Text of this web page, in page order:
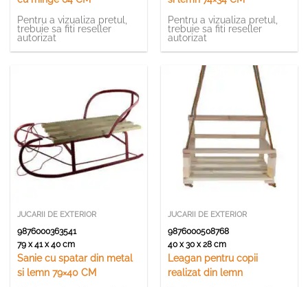
Pentru a vizualiza pretul,
trebuie sa fiti reseller
autorizat
Pentru a vizualiza pretul,
trebuie sa fiti reseller
autorizat
JUCARII DE EXTERIOR
9876000363541
79 x 41 x 40 cm
Sanie cu spatar din metal
si lemn 79×40 CM
JUCARII DE EXTERIOR
9876000508768
40 x 30 x 28 cm
Leagan pentru copii
realizat din lemn